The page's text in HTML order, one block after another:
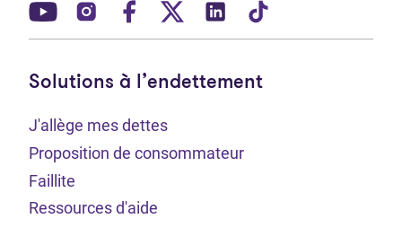
(Ouvre dans un nouvel onglet)
(Ouvre dans un nouvel onglet)
(Ouvre dans un nouvel onglet)
(Ouvre dans un nouvel
(Ouvre dans un
Solutions à l’endettement
J'allège mes dettes
Proposition de consommateur
Faillite
Ressources d'aide